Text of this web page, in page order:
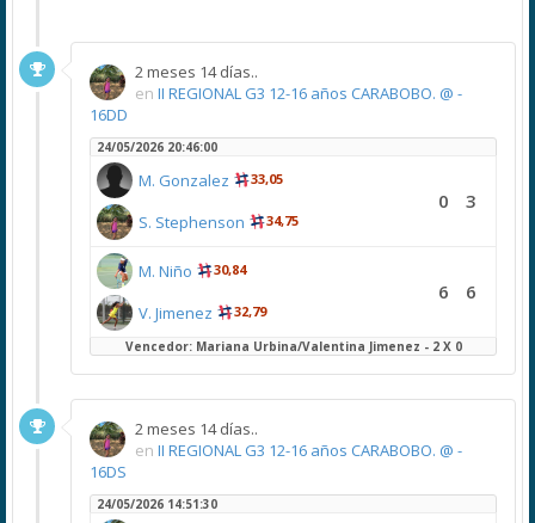
2 meses 14 días..
en II REGIONAL G3 12-16 años CARABOBO. @ -
16DD
24/05/2026 20:46:00
M. Gonzalez 33,05
S. Stephenson 34,75
0 3
M. Niño 30,84
V. Jimenez 32,79
6 6
Vencedor: Mariana Urbina/Valentina Jimenez - 2 X 0
2 meses 14 días..
en II REGIONAL G3 12-16 años CARABOBO. @ -
16DS
24/05/2026 14:51:30